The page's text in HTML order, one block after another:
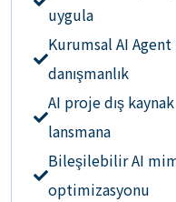
uygula
Kurumsal AI
danışmanlık
AI proje dış
lansmana
Bileşilebilir AI
optimizasyonu